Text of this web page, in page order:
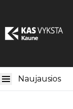
Naujausios